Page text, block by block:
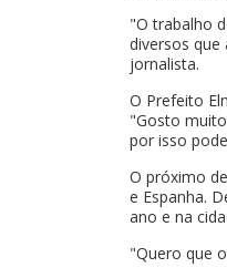
"O trabalho
diversos que
jornalista.
O Prefeito
"Gosto
por isso
O próximo
e Espanha.
ano e na
"Quero que